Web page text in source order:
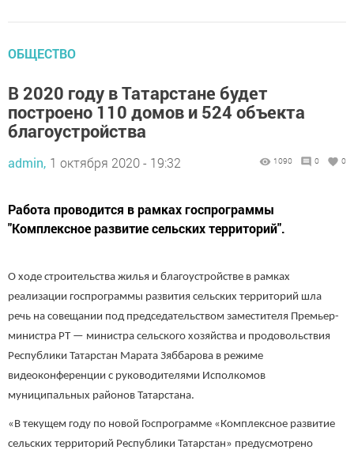
ОБЩЕСТВО
В 2020 году в Татарстане будет
построено 110 домов и 524 объекта
благоустройства
admin, 1 октября 2020 - 19:32 1090 0 0
Работа проводится в рамках госпрограммы
"Комплексное развитие сельских территорий".
О ходе строительства жилья и благоустройстве в рамках
реализации госпрограммы развития сельских территорий шла
речь на совещании под председательством заместителя Премьер-
министра РТ — министра сельского хозяйства и продовольствия
Республики Татарстан Марата Зяббарова в режиме
видеоконференции с руководителями Исполкомов
муниципальных районов Татарстана.
«В текущем году по новой Госпрограмме «Комплексное развитие
сельских территорий Республики Татарстан» предусмотрено